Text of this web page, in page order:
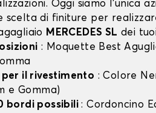
Oggi siamo l’unica
scelta di finiture per
MERCEDES SL dei
: Moquette Best
il rivestimento : Colore
e Gomma)
bordi possibili: Cordoncino